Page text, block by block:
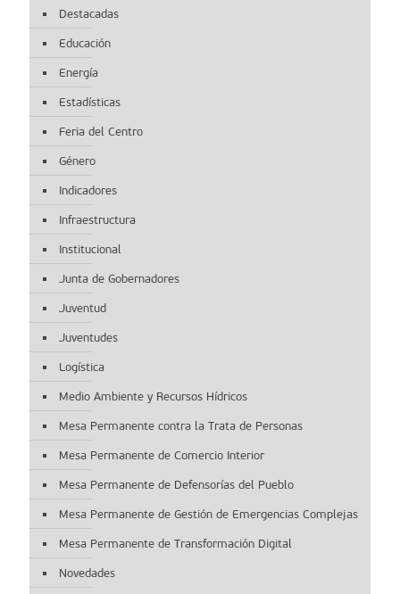
Destacadas
Educación
Energía
Estadísticas
Feria del Centro
Género
Indicadores
Infraestructura
Institucional
Junta de Gobernadores
Juventud
Juventudes
Logística
Medio Ambiente y Recursos Hídricos
Mesa Permanente contra la Trata de Personas
Mesa Permanente de Comercio Interior
Mesa Permanente de Defensorías del Pueblo
Mesa Permanente de Gestión de Emergencias Complejas
Mesa Permanente de Transformación Digital
Novedades